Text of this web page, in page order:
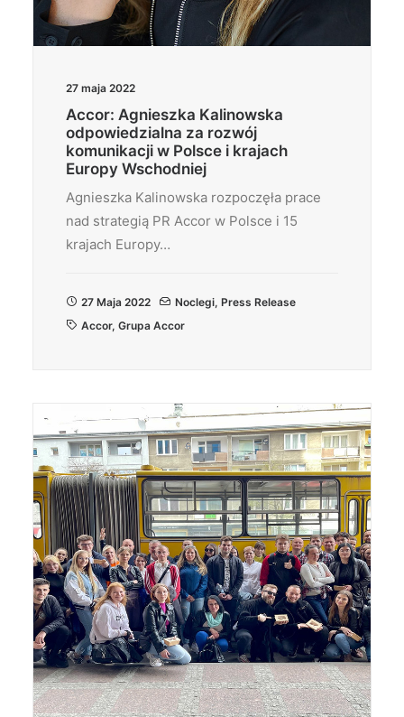
27 maja 2022
Accor: Agnieszka Kalinowska
odpowiedzialna za rozwój
komunikacji w Polsce i krajach
Europy Wschodniej
Agnieszka Kalinowska rozpoczęła prace
nad strategią PR Accor w Polsce i 15
krajach Europy…
27 Maja 2022 Noclegi, Press Release
Accor, Grupa Accor